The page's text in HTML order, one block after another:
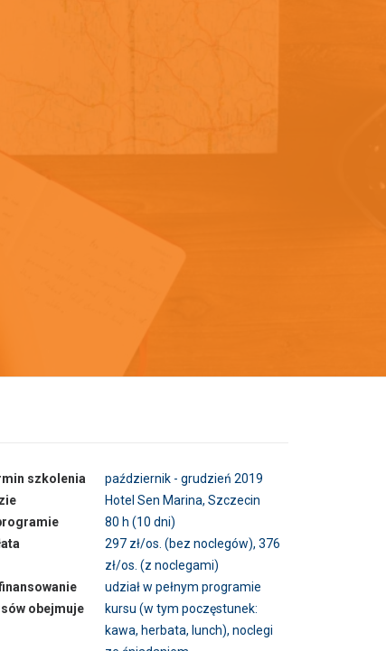
szkolenia
październik - grudzień 2019
Hotel Sen Marina, Szczecin
80 h (10 dni)
297 zł/os. (bez noclegów), 376
zł/os. (z noclegami)
obejmuje
udział w pełnym programie
kursu (w tym poczęstunek:
kawa, herbata, lunch), noclegi